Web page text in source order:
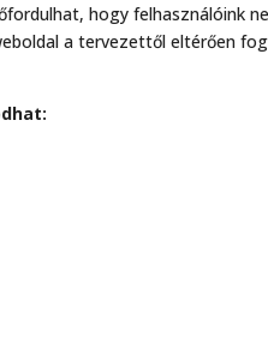
hogy felhasználóink
a tervezettől eltérően fog